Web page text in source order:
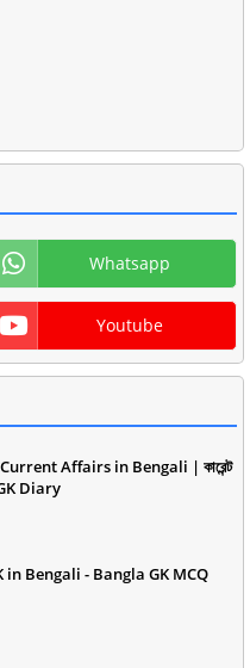
Whatsapp
Youtube
Affairs in Bengali | কারেন্ট
Diary
in Bengali - Bangla GK MCQ